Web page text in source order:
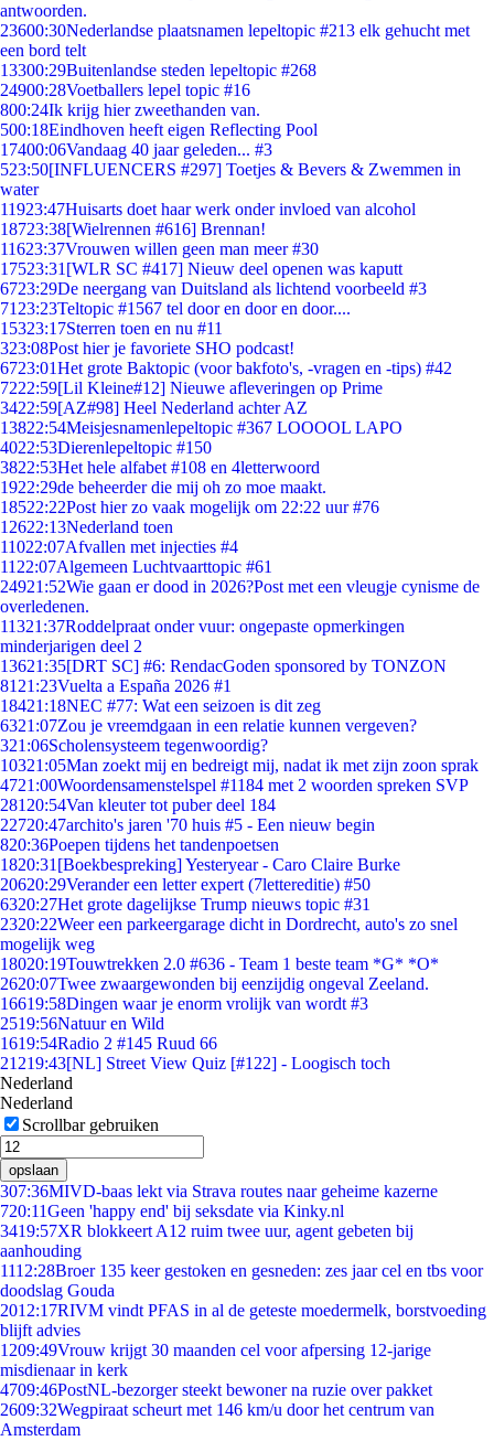
antwoorden.
23600:30Nederlandse plaatsnamen lepeltopic #213 elk gehucht met
een bord telt
13300:29Buitenlandse steden lepeltopic #268
24900:28Voetballers lepel topic #16
800:24Ik krijg hier zweethanden van.
500:18Eindhoven heeft eigen Reflecting Pool
17400:06Vandaag 40 jaar geleden... #3
523:50[INFLUENCERS #297] Toetjes & Bevers & Zwemmen in
water
11923:47Huisarts doet haar werk onder invloed van alcohol
18723:38[Wielrennen #616] Brennan!
11623:37Vrouwen willen geen man meer #30
17523:31 [WLR SC #417] Nieuw deel openen was kaputt
6723:29De neergang van Duitsland als lichtend voorbeeld #3
71 23:23Teltopic #1567 tel door en door en door....
15323:17Sterren toen en nu #11
323:08Post hier je favoriete SHO podcast!
6723:01Het grote Baktopic (voor bakfoto's, -vragen en -tips) #42
7222:59[Lil Kleine#12] Nieuwe afleveringen op Prime
3422:59[AZ#98] Heel Nederland achter AZ
13822:54Meisjesnamenlepeltopic #367 LOOOOL LAPO
4022:53Dierenlepeltopic #150
3822:53Het hele alfabet #108 en 4letterwoord
1922:29de beheerder die mij oh zo moe maakt.
18522:22Post hier zo vaak mogelijk om 22:22 uur #76
12622:13Nederland toen
11022:07Afvallen met injecties #4
11 22:07Algemeen Luchtvaarttopic #61
24921:52Wie gaan er dood in 2026?Post met een vleugje cynisme de
overledenen.
11321:37Roddelpraat onder vuur: ongepaste opmerkingen
minderjarigen deel 2
13621:35[DRT SC] #6: RendacGoden sponsored by TONZON
81 21:23Vuelta a España 2026 #1
18421:18NEC #77: Wat een seizoen is dit zeg
6321:07Zou je vreemdgaan in een relatie kunnen vergeven?
321:06Scholensysteem tegenwoordig?
10321:05Man zoekt mij en bedreigt mij, nadat ik met zijn zoon sprak
4721:00Woordensamenstelspel #1184 met 2 woorden spreken SVP
281 20:54Van kleuter tot puber deel 184
22720:47archito's jaren '70 huis #5 - Een nieuw begin
820:36Poepen tijdens het tandenpoetsen
1820:31 [Boekbespreking] Yesteryear - Caro Claire Burke
20620:29Verander een letter expert (7lettereditie) #50
6320:27Het grote dagelijkse Trump nieuws topic #31
2320:22Weer een parkeergarage dicht in Dordrecht, auto's zo snel
mogelijk weg
18020:19Touwtrekken 2.0 #636 - Team 1 beste team *G* *O*
2620:07Twee zwaargewonden bij eenzijdig ongeval Zeeland.
16619:58Dingen waar je enorm vrolijk van wordt #3
2519:56Natuur en Wild
1619:54Radio 2 #145 Ruud 66
21219:43[NL] Street View Quiz [#122] - Loogisch toch
Nederland
Nederland
Scrollbar gebruiken
opslaan
307:36MIVD-baas lekt via Strava routes naar geheime kazerne
720:11Geen 'happy end' bij seksdate via Kinky.nl
3419:57XR blokkeert A12 ruim twee uur, agent gebeten bij
aanhouding
1112:28Broer 135 keer gestoken en gesneden: zes jaar cel en tbs voor
doodslag Gouda
2012:17RIVM vindt PFAS in al de geteste moedermelk, borstvoeding
blijft advies
1209:49Vrouw krijgt 30 maanden cel voor afpersing 12-jarige
misdienaar in kerk
4709:46PostNL-bezorger steekt bewoner na ruzie over pakket
2609:32Wegpiraat scheurt met 146 km/u door het centrum van
Amsterdam